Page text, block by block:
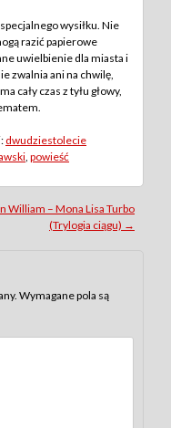
wysiłku. Nie
razić papierowe
uwielbienie dla miasta i
zwalnia ani na chwilę,
cały czas z tyłu głowy,
dwudziestolecie
powieść
William – Mona Lisa Turbo
(Trylogia ciągu) →
Wymagane pola są